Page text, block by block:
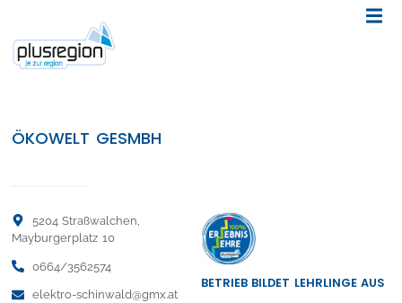
ÖKOWELT GESMBH
5204 Straßwalchen,
Mayburgerplatz 10
0664/3562574
elektro-schinwald@gmx.at
BETRIEB BILDET LEHRLINGE AUS